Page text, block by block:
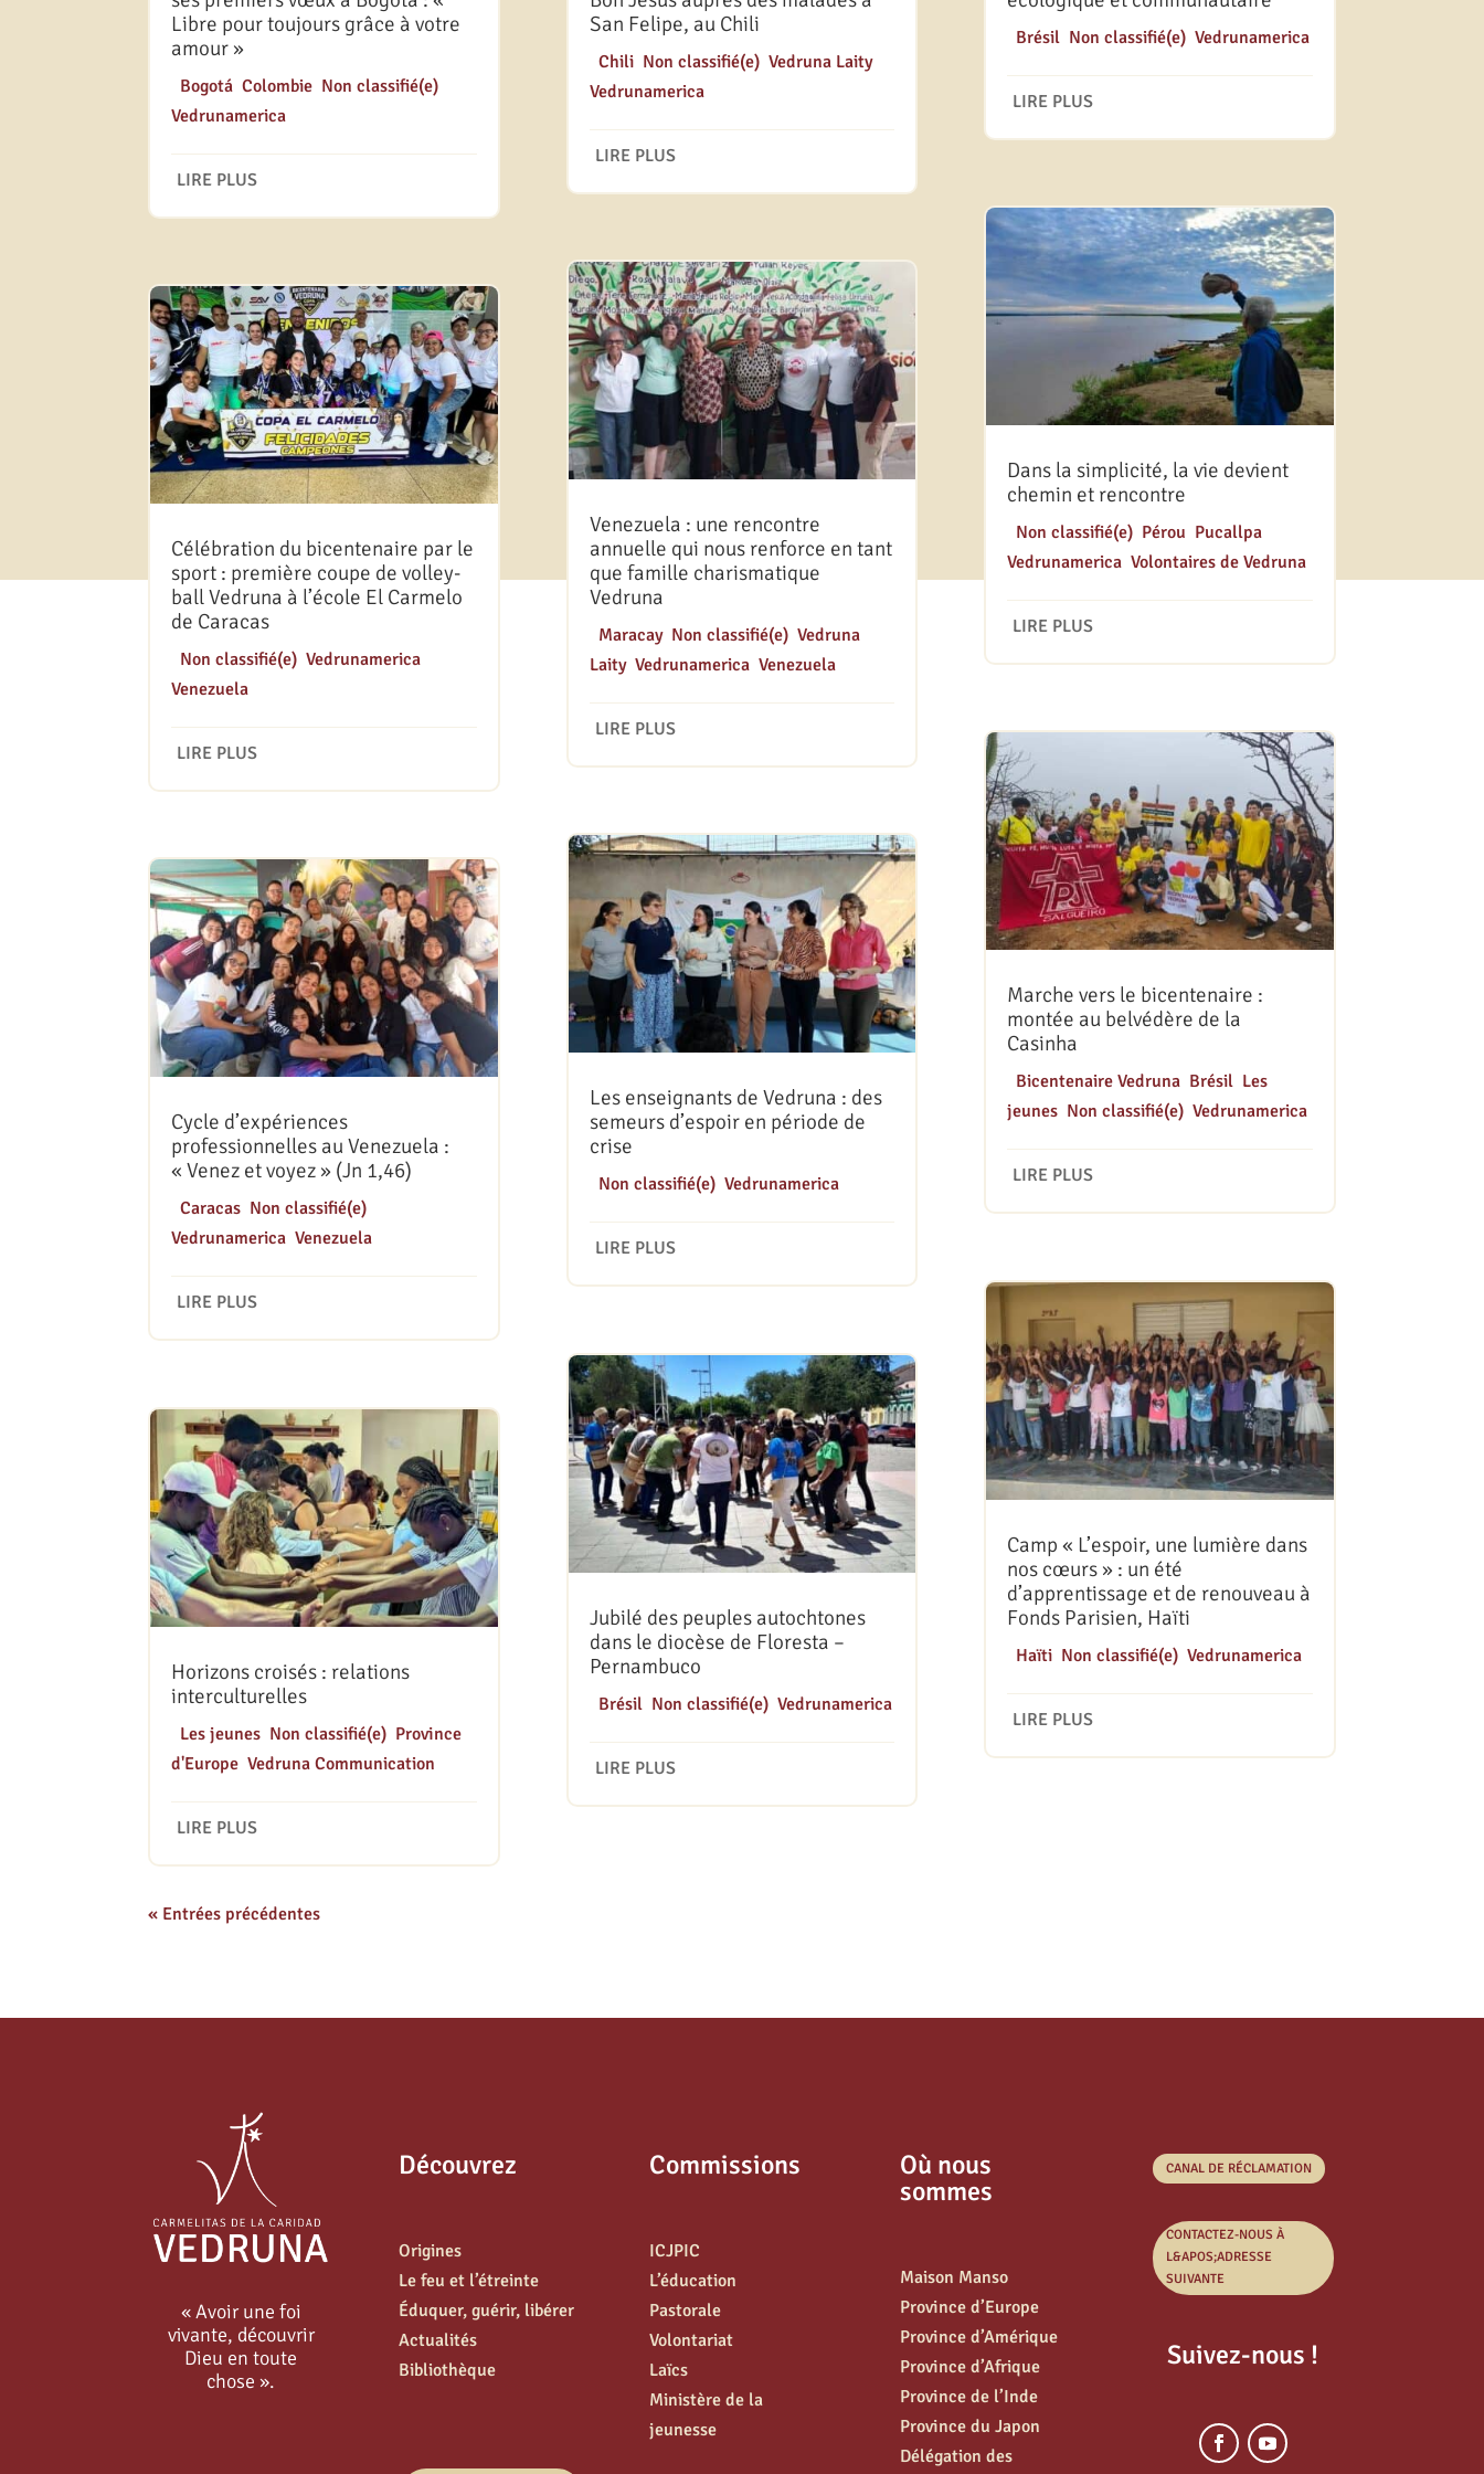
Libre pour toujours grâce à votre
amour »
Bogotá ,Colombie Non classifié(e)
Vedrunamerica
LIRE PLUS
Célébration du bicentenaire par le
sport : première coupe de volley-
ball Vedruna à l’école El Carmelo
de Caracas
Non classifié(e) ,Vedrunamerica
Venezuela
LIRE PLUS
Cycle d’expériences
professionnelles au Venezuela :
« Venez et voyez » (Jn 1,46)
|Caracas Non classifié(e)
Vedrunamerica ,Venezuela
LIRE PLUS
Horizons croisés : relations
interculturelles
Les jeunes Non classifié(e) Province
d'Europe ,Vedruna Communication
LIRE PLUS
San Felipe, au Chili
Chili, Non classifié(e), Vedruna Laity,
Vedrunamerica
LIRE PLUS
Venezuela : une rencontre
annuelle qui nous renforce en tant
que famille charismatique
Vedruna
Maracay, Non classifié(e), Vedruna
Laity, Vedrunamerica, Venezuela
LIRE PLUS
Les enseignants de Vedruna : des
semeurs d’espoir en période de
crise
Non classifié(e), Vedrunamerica
LIRE PLUS
Jubilé des peuples autochtones
dans le diocèse de Floresta –
Pernambuco
Brésil, Non classifié(e), Vedrunamerica
LIRE PLUS
Brésil, Non classifié(e), Vedrunamerica
LIRE PLUS
Dans la simplicité, la vie devient
chemin et rencontre
Non classifié(e), Pérou Pucallpa,
Vedrunamerica, Volontaires de Vedruna
LIRE PLUS
Marche vers le bicentenaire :
montée au belvédère de la
Casinha
Bicentenaire Vedruna, Brésil, Les
jeunes, Non classifié(e), Vedrunamerica
LIRE PLUS
Camp « L’espoir, une lumière dans
nos cœurs » : un été
d’apprentissage et de renouveau à
Fonds Parisien, Haïti
Haïti, Non classifié(e), Vedrunamerica
LIRE PLUS
« Entrées précédentes
« Avoir une foi
vivante, découvrir
Dieu en toute
chose ».
Découvrez
Origines
Le feu et l’étreinte
Éduquer, guérir, libérer
Actualités
Bibliothèque
Commissions
ICJPIC
L’éducation
Pastorale
Volontariat
Laïcs
Ministère de la
jeunesse
Où nous
sommes
Maison Manso
Province d’Europe
Province d’Amérique
Province d’Afrique
Province de l’Inde
Province du Japon
Délégation des
CANAL DE RÉCLAMATION
CONTACTEZ-NOUS À
L&APOS;ADRESSE
SUIVANTE
Suivez-nous !